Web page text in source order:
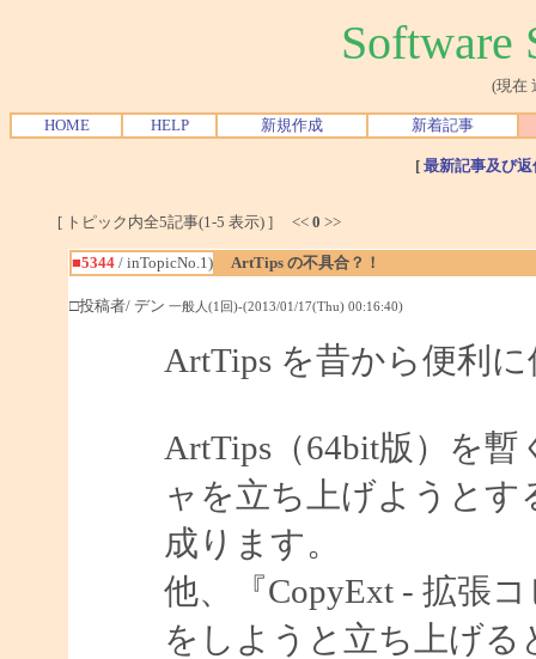
Software
(現在
HOME HELP 新規作成 新着記事
[ 最新記事及び
[ トピック内全5記事(1-5 表示) ] << 0 >>
■5344/ inTopicNo.1) ArtTips の不具合？！
□投稿者/ デン 一般人(1回)-(2013/01/17(Thu) 00:16:40)
ArtTips を昔から便利
ArtTips（64bit版）を
ャを立ち上げようとす
成ります。
他、『CopyExt - 拡張
をしようと立ち上げる